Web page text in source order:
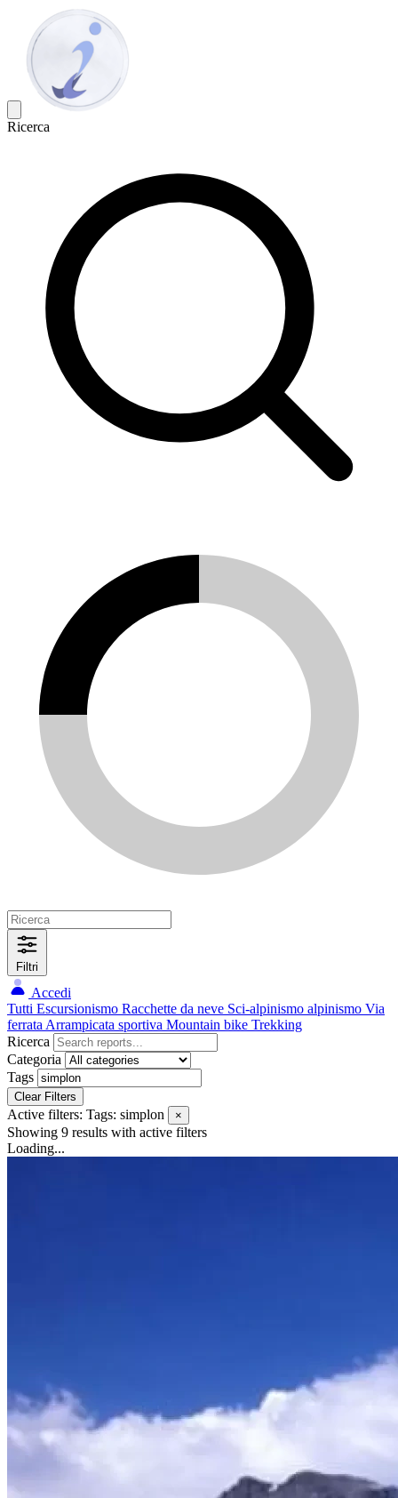
Ricerca
Filtri
Accedi
Tutti Escursionismo Racchette da neve Sci-alpinismo alpinismo Via
ferrata Arrampicata sportiva Mountain bike Trekking
Ricerca
Categoria
Tags
Clear Filters
Active filters: Tags: simplon ×
Showing 9 results with active filters
Loading...